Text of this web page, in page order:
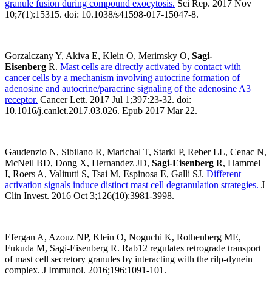
granule fusion during compound exocytosis. Sci Rep. 2017 Nov
10;7(1):15315. doi: 10.1038/s41598-017-15047-8.
Gorzalczany Y, Akiva E, Klein O, Merimsky O, Sagi-
Eisenberg R. Mast cells are directly activated by contact with
cancer cells by a mechanism involving autocrine formation of
adenosine and autocrine/paracrine signaling of the adenosine A3
receptor. Cancer Lett. 2017 Jul 1;397:23-32. doi:
10.1016/j.canlet.2017.03.026. Epub 2017 Mar 22.
Gaudenzio N, Sibilano R, Marichal T, Starkl P, Reber LL, Cenac N,
McNeil BD, Dong X, Hernandez JD, Sagi-Eisenberg R, Hammel
I, Roers A, Valitutti S, Tsai M, Espinosa E, Galli SJ. Different
activation signals induce distinct mast cell degranulation strategies. J
Clin Invest. 2016 Oct 3;126(10):3981-3998.
Efergan A, Azouz NP, Klein O, Noguchi K, Rothenberg ME,
Fukuda M, Sagi-Eisenberg R. Rab12 regulates retrograde transport
of mast cell secretory granules by interacting with the rilp-dynein
complex. J Immunol. 2016;196:1091-101.